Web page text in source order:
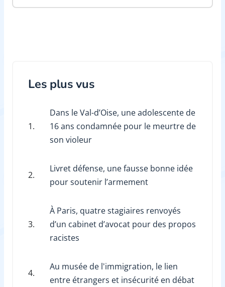
Les plus vus
1.
Dans le Val-d’Oise, une adolescente de
16 ans condamnée pour le meurtre de
son violeur
2.
Livret défense, une fausse bonne idée
pour soutenir l’armement
3.
À Paris, quatre stagiaires renvoyés
d’un cabinet d’avocat pour des propos
racistes
4.
Au musée de l'immigration, le lien
entre étrangers et insécurité en débat